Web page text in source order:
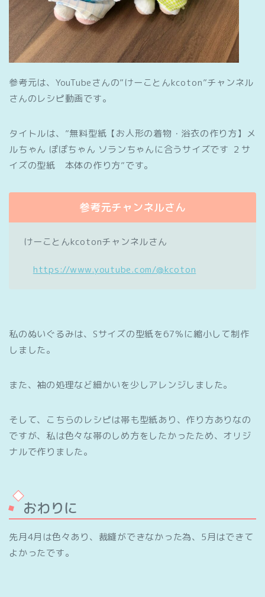
参考元は、YouTubeさんの”けーことんkcoton”チャンネル
さんのレシピ動画です。
タイトルは、”無料型紙【お人形の着物・浴衣の作り方】メ
ルちゃん ぽぽちゃん ソランちゃんに合うサイズです ２サ
イズの型紙 本体の作り方”です。
参考元チャンネルさん
けーことんkcotonチャンネルさん
https://www.youtube.com/@kcoton
私のぬいぐるみは、Sサイズの型紙を67％に縮小して制作
しました。
また、袖の処理など細かいを少しアレンジしました。
そして、こちらのレシピは帯も型紙あり、作り方ありなの
ですが、私は色々な帯のしめ方をしたかったため、オリジ
ナルで作りました。
おわりに
先月4月は色々あり、裁縫ができなかった為、5月はできて
よかったです。